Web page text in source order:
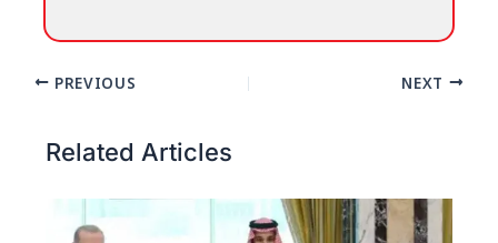
PREVIOUS NEXT
Related Articles